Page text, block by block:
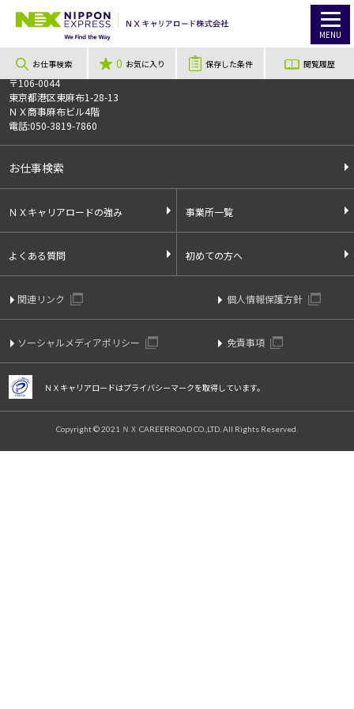
MENU
お仕事検索 0 お気に入り 保存した条件 閲覧履歴
TOP お仕事検索
このお仕事は非公開のお仕事です
お仕事番号013735
〒106-0044
東京都港区東麻布1-28-13
ＮＸ商事麻布ビル4階
電話:050-3819-7860
お仕事検索
ＮＸキャリアロードの強み 事業所一覧
よくある質問 初めての方へ
関連リンク 個人情報保護方針
ソーシャルメディアポリシー 免責事項
ＮＸキャリアロードはプライバシーマークを取得しています。
Copyright © 2021 ＮＸ CAREERROAD CO.,LTD. All Rights Reserved.